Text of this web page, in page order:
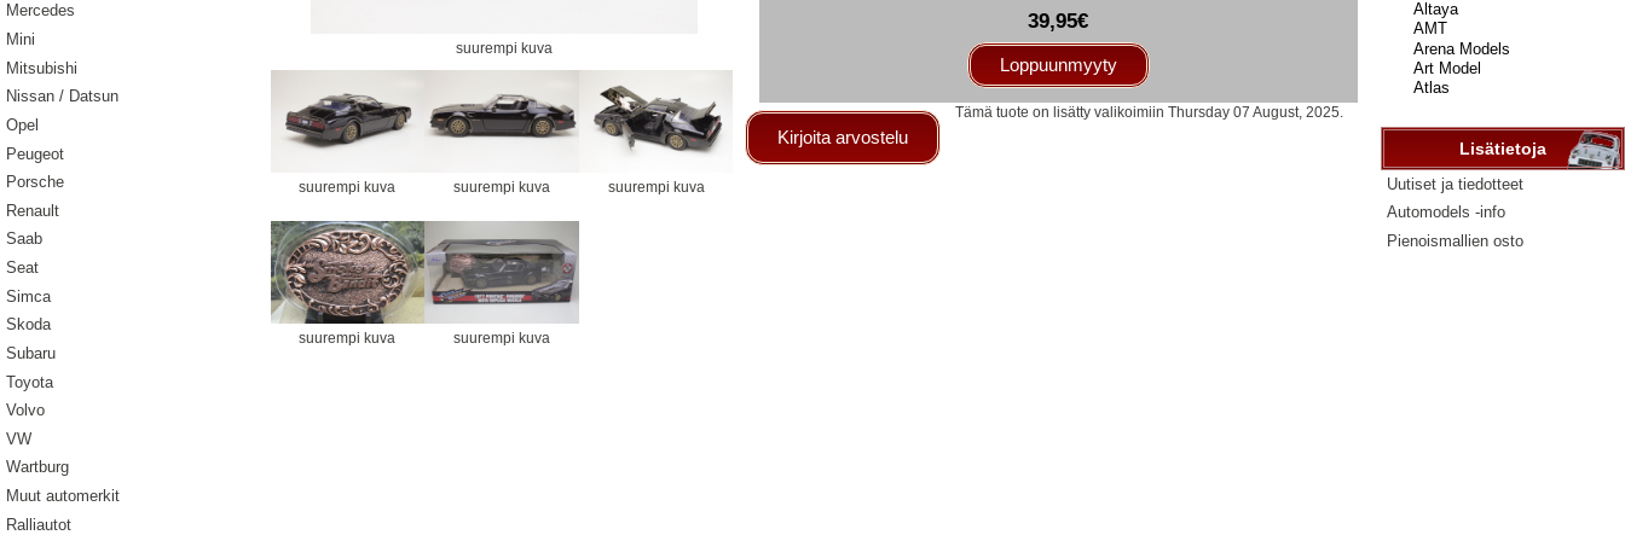
Mercedes
Mini
Mitsubishi
Nissan / Datsun
Opel
Peugeot
Porsche
Renault
Saab
Seat
Simca
Skoda
Subaru
Toyota
Volvo
VW
Wartburg
Muut automerkit
Ralliautot
suurempi kuva
suurempi kuva suurempi kuva suurempi kuva
suurempi kuva suurempi kuva
39,95€
Loppuunmyyty
Kirjoita arvostelu
Tämä tuote on lisätty valikoimiin Thursday 07 August, 2025.
Lisätietoja
Uutiset ja tiedotteet
Automodels -info
Pienoismallien osto